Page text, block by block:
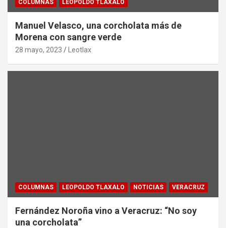
COLUMNAS LEOPOLDO TLAXALO
Manuel Velasco, una corcholata más de
Morena con sangre verde
28 mayo, 2023 Leotlax
COLUMNAS LEOPOLDO TLAXALO NOTICIAS VERACRUZ
Fernández Noroña vino a Veracruz: “No soy
una corcholata”